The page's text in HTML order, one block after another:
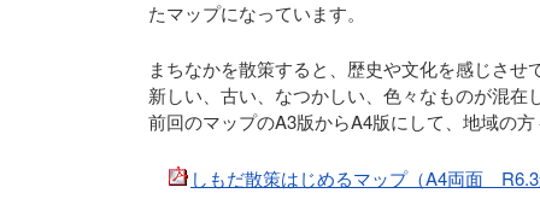
たマップになっています。
まちなかを散策すると、歴史や文化を感じさ
新しい、古い、なつかしい、色々なものが混
前回のマップのA3版からA4版にして、地域の
しもだ散策はじめるマップ（A4両面